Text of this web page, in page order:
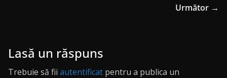
Următor →
Lasă un răspuns
Trebuie să fii autentificat pentru a publica un